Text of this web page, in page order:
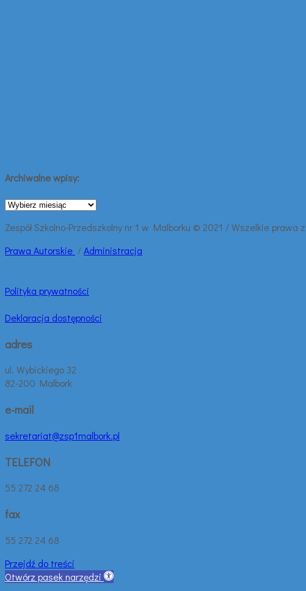
Archiwalne wpisy:
Archiwalne
Zespół Szkolno-Przedszkolny nr 1 w Malborku © 2021 / Wszelkie prawa
Prawa Autorskie /Administracja
Polityka prywatności
Deklaracja dostępności
adres
ul. Wybickiego 32
82-200 Malbork
e-mail
sekretariat@zsp1malbork.pl
TELEFON
55 272 24 68
fax
55 272 24 68
Przejdź do treści
Otwórz pasek narzędzi